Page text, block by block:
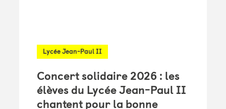
Lycée Jean-Paul II
Concert solidaire 2026 : les
élèves du Lycée Jean-Paul II
chantent pour la bonne